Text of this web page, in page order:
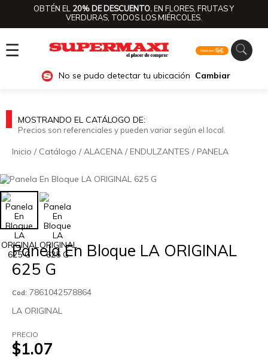
OBTÉN EL 20% DE DESCUENTO.EN FLORES, FRUTAS Y
VERDURAS, TODOS LOS MIÉRCOLES.
☰
No se pudo detectar tu ubicación Cambiar
MOSTRANDO EL CATÁLOGO DE:
Precios son referenciales y pueden variar según el local.
Inicio / Catálogo /ALACENA / ENDULZANTES / PANELA
Panela En Bloque LA ORIGINAL
625 G
Cod: 7861042578864
LA ORIGINAL
PRECIO
$1.07